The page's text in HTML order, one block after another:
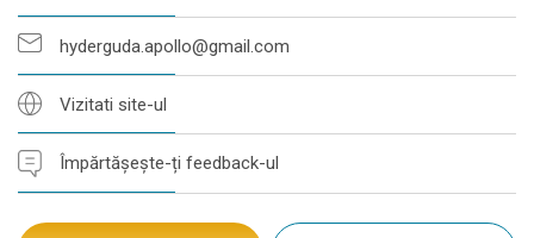
hyderguda.apollo@gmail.com
Vizitati site-ul
Împărtășește-ți feedback-ul